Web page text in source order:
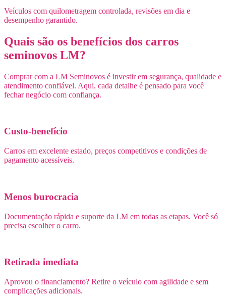
Veículos com quilometragem controlada, revisões em dia e
desempenho garantido.
Quais são os benefícios dos carros
seminovos LM?
Comprar com a LM Seminovos é investir em segurança, qualidade e
atendimento confiável. Aqui, cada detalhe é pensado para você
fechar negócio com confiança.
Custo-benefício
Carros em excelente estado, preços competitivos e condições de
pagamento acessíveis.
Menos burocracia
Documentação rápida e suporte da LM em todas as etapas. Você só
precisa escolher o carro.
Retirada imediata
Aprovou o financiamento? Retire o veículo com agilidade e sem
complicações adicionais.